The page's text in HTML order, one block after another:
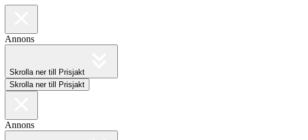
Annons
Skrolla ner till Prisjakt
Skrolla ner till Prisjakt
Annons